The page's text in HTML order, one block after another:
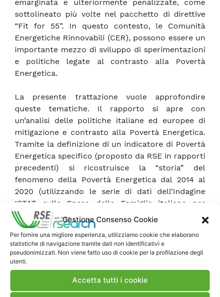
Gestione Consenso Cookie
Per fornire una migliore esperienza, utilizziamo cookie che elaborano
statistiche di navigazione tramite dati non identificativi e
pseudonimizzati. Non viene fatto uso di cookie per la profilazione degli
utenti.
Accetta tutti i cookie
emarginata e ulteriormente penalizzate, come
sottolineato più volte nel pacchetto di direttive
“Fit for 55”. In questo contesto, le Comunità
Energetiche Rinnovabili (CER), possono essere un
importante mezzo di sviluppo di sperimentazioni
e politiche legate al contrasto alla Povertà
Energetica.
La presente trattazione vuole approfondire
queste tematiche. Il rapporto si apre con
un’analisi delle politiche italiane ed europee di
mitigazione e contrasto alla Povertà Energetica.
Tramite la definizione di un indicatore di Povertà
Energetica specifico (proposto da RSE in rapporti
precedenti) si ricostruisce la “storia” del
fenomeno della Povertà Energetica dal 2014 al
2020 (utilizzando le serie di dati dell’Indagine
ISTAT sulle Spese delle Famiglie italiane per
questo lasso di tempo), indagando i possibili
effetti della pandemia COVID-19 sui consumatori
vulnerabili. Si approfondisce infine il possibile
nesso tra la Povertà Energetica e le Comunità
Energetiche Rinnovabili, analizzando la
presentando due casi studio in Italia.